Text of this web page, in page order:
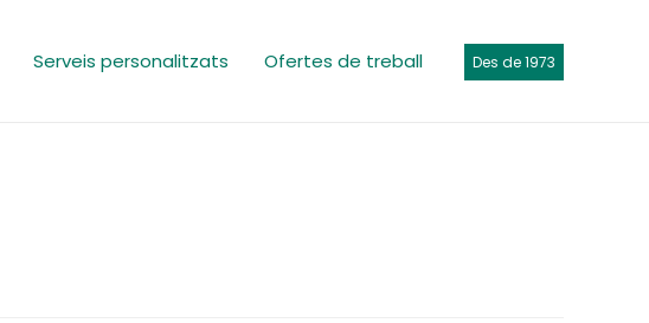
Serveis personalitzats Ofertes de treball Des de 1973